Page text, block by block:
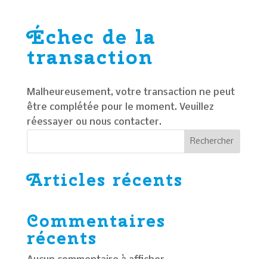
Échec de la
transaction
Malheureusement, votre transaction ne peut
être complétée pour le moment. Veuillez
réessayer ou nous contacter.
Rechercher
Articles récents
Commentaires
récents